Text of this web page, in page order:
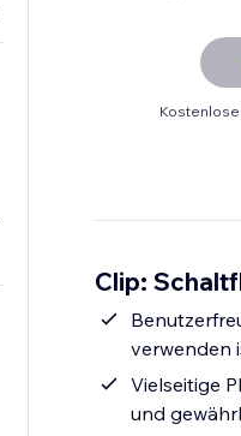
Clip:
verwenden
Vielseitige
und